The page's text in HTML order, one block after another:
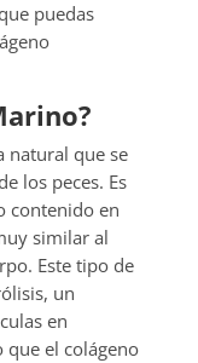
puedas
natural que se
los peces. Es
contenido en
similar al
Este tipo de
un
en
que el colágeno